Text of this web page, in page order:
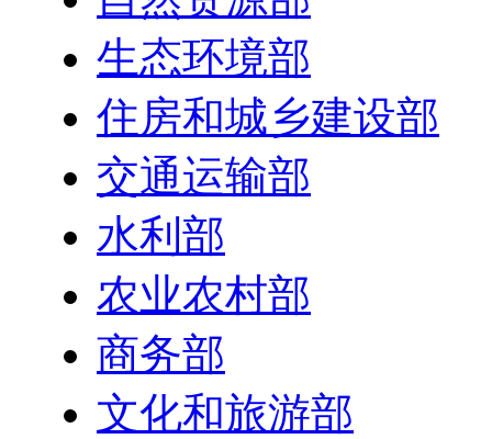
生态环境部
住房和城乡建设部
交通运输部
水利部
农业农村部
商务部
文化和旅游部